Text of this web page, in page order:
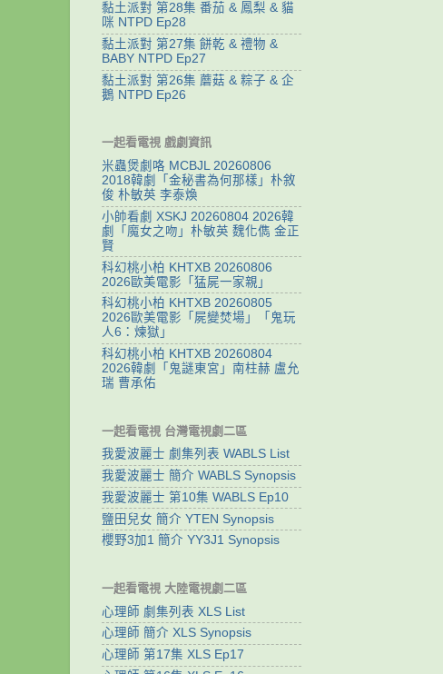
黏土派對 第28集 番茄 & 鳳梨 & 貓
咪 NTPD Ep28
黏土派對 第27集 餅乾 & 禮物 &
BABY NTPD Ep27
黏土派對 第26集 蘑菇 & 粽子 & 企
鵝 NTPD Ep26
一起看電視 戲劇資訊
米蟲煲劇咯 MCBJL 20260806
2018韓劇「金秘書為何那樣」朴敘
俊 朴敏英 李泰煥
小帥看劇 XSKJ 20260804 2026韓
劇「魔女之吻」朴敏英 魏化儁 金正
賢
科幻桃小柏 KHTXB 20260806
2026歐美電影「猛屍一家親」
科幻桃小柏 KHTXB 20260805
2026歐美電影「屍變焚場」「鬼玩
人6：煉獄」
科幻桃小柏 KHTXB 20260804
2026韓劇「鬼謎東宮」南柱赫 盧允
瑞 曹承佑
一起看電視 台灣電視劇二區
我愛波麗士 劇集列表 WABLS List
我愛波麗士 簡介 WABLS Synopsis
我愛波麗士 第10集 WABLS Ep10
鹽田兒女 簡介 YTEN Synopsis
櫻野3加1 簡介 YY3J1 Synopsis
一起看電視 大陸電視劇二區
心理師 劇集列表 XLS List
心理師 簡介 XLS Synopsis
心理師 第17集 XLS Ep17